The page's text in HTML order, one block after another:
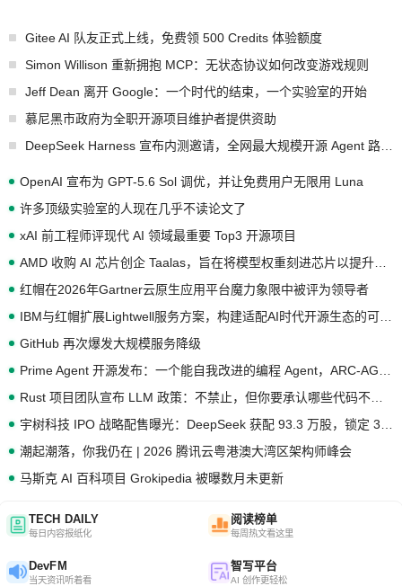
Gitee AI 队友正式上线，免费领 500 Credits 体验额度
Simon Willison 重新拥抱 MCP：无状态协议如何改变游戏规则
Jeff Dean 离开 Google：一个时代的结束，一个实验室的开始
慕尼黑市政府为全职开源项目维护者提供资助
OpenAI 宣布为 GPT-5.6 Sol 调优，并让免费用户无限用 Luna
许多顶级实验室的人现在几乎不读论文了
xAI 前工程师评现代 AI 领域最重要 Top3 开源项目
红帽在2026年Gartner云原生应用平台魔力象限中被评为领导者
GitHub 再次爆发大规模服务降级
潮起潮落，你我仍在 | 2026 腾讯云粤港澳大湾区架构师峰会
马斯克 AI 百科项目 Grokipedia 被曝数月未更新
TECH DAILY
每日内容报纸化
阅读榜单
每周热文看这里
DevFM
当天资讯听着看
智写平台
AI 创作更轻松